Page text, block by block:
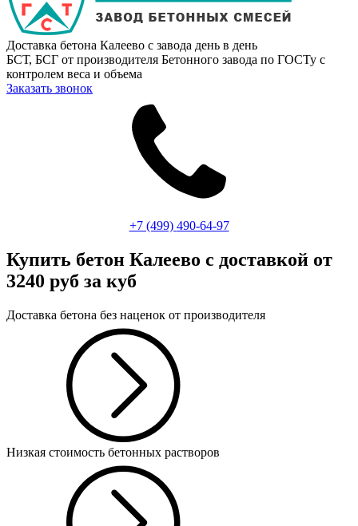
Доставка бетона Калеево с завода день в день
БСТ, БСГ от производителя Бетонного завода по ГОСТу с
контролем веса и объема
Заказать звонок
+7 (499) 490-64-97
Купить бетон Калеево с доставкой от
3240 руб за куб
Доставка бетона без наценок от производителя
Низкая стоимость бетонных растворов